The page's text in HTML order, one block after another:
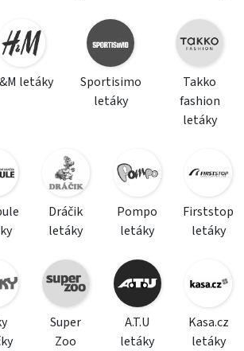
letáky
Sportisimo
letáky
Takko
fashion
letáky
Dráčik
letáky
Pompo
letáky
Firststop
letáky
Super
Zoo
A.T.U
letáky
Kasa.cz
letáky